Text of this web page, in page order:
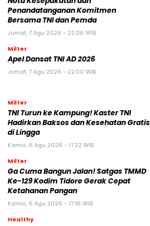
Penandatanganan Komitmen
Bersama TNI dan Pemda
Jumat, 7 Agu 2026 - 22:06 WIB
Milter
Apel Dansat TNI AD 2026
Jumat, 7 Agu 2026 - 22:00 WIB
Milter
TNI Turun ke Kampung! Kaster TNI
Hadirkan Baksos dan Kesehatan Gratis
di Lingga
Kamis, 6 Agu 2026 - 17:22 WIB
Milter
Ga Cuma Bangun Jalan! Satgas TMMD
Ke-129 Kodim Tidore Gerak Cepat
Ketahanan Pangan
Kamis, 6 Agu 2026 - 17:16 WIB
Healthy